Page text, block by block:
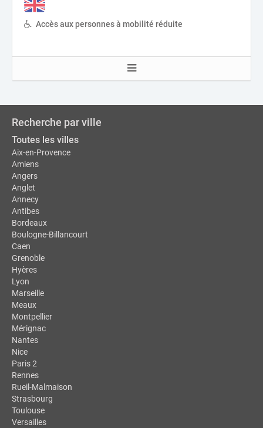
Accès aux personnes à mobilité réduite
Recherche par ville
Toutes les villes
Aix-en-Provence
Amiens
Angers
Anglet
Annecy
Antibes
Bordeaux
Boulogne-Billancourt
Caen
Grenoble
Hyères
Lyon
Marseille
Meaux
Montpellier
Mérignac
Nantes
Nice
Paris 2
Rennes
Rueil-Malmaison
Strasbourg
Toulouse
Versailles